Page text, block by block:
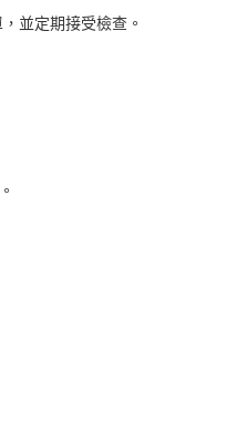
並定期接受檢查。